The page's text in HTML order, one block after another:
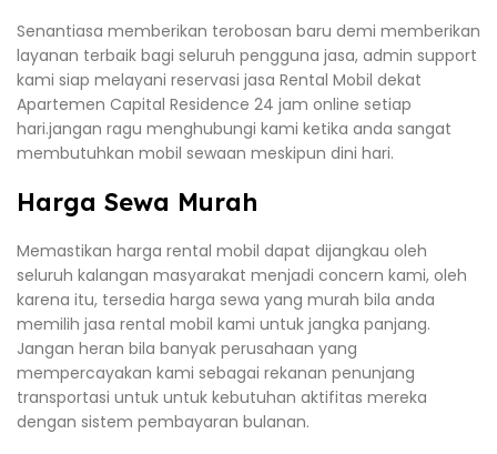
Senantiasa memberikan terobosan baru demi memberikan
layanan terbaik bagi seluruh pengguna jasa, admin support
kami siap melayani reservasi jasa Rental Mobil dekat
Apartemen Capital Residence 24 jam online setiap
hari.jangan ragu menghubungi kami ketika anda sangat
membutuhkan mobil sewaan meskipun dini hari.
Harga Sewa Murah
Memastikan harga rental mobil dapat dijangkau oleh
seluruh kalangan masyarakat menjadi concern kami, oleh
karena itu, tersedia harga sewa yang murah bila anda
memilih jasa rental mobil kami untuk jangka panjang.
Jangan heran bila banyak perusahaan yang
mempercayakan kami sebagai rekanan penunjang
transportasi untuk untuk kebutuhan aktifitas mereka
dengan sistem pembayaran bulanan.